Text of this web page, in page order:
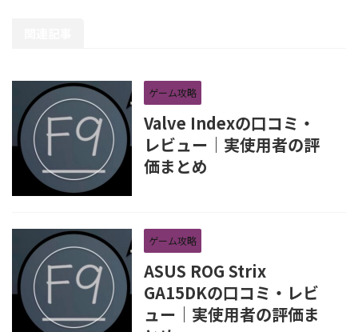
ゲーム攻略
Valve Indexの口コミ・
レビュー｜実使用者の評
価まとめ
ゲーム攻略
ASUS ROG Strix
GA15DKの口コミ・レビ
ュー｜実使用者の評価ま